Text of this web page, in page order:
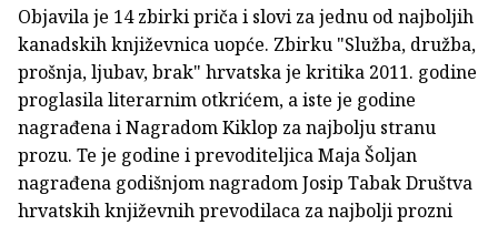
Objavila je 14 zbirki priča i slovi za jednu od najboljih
kanadskih književnica uopće. Zbirku "Služba, družba,
prošnja, ljubav, brak" hrvatska je kritika 2011. godine
proglasila literarnim otkrićem, a iste je godine
nagrađena i Nagradom Kiklop za najbolju stranu
prozu. Te je godine i prevoditeljica Maja Šoljan
nagrađena godišnjom nagradom Josip Tabak Društva
hrvatskih književnih prevodilaca za najbolji prozni